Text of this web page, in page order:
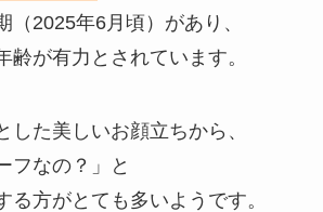
（2025年6月頃）があり、
齢が有力とされています。
した美しいお顔立ちから、
フなの？」と
る方がとても多いようです。